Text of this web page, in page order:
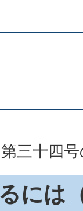
三十四
には